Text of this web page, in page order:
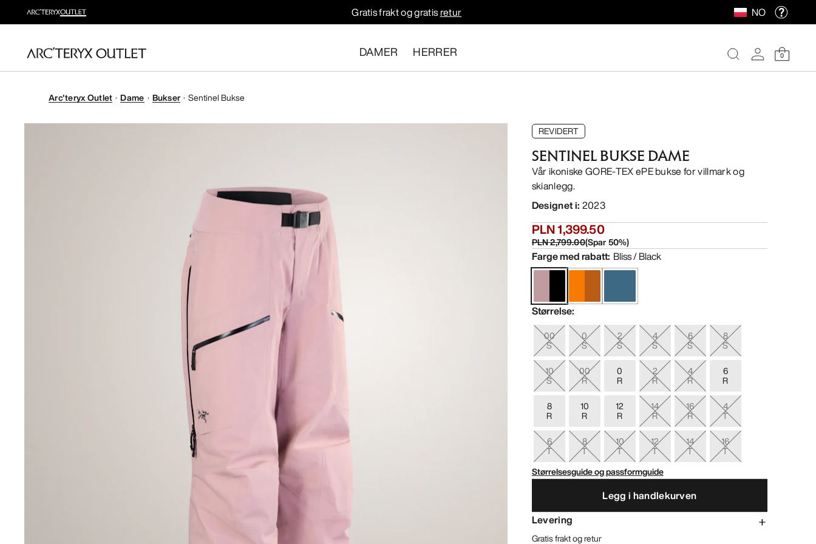
Gratis frakt og gratisretur NO
DAMER HERRER 0
Arc'teryx Outlet Dame Bukser Sentinel Bukse
REVIDERT
SENTINEL BUKSE DAME
Vår ikoniske GORE-TEX ePE bukse for villmark og
skianlegg.
Designet i: 2023
PLN 1,399.50
PLN 2,799.00(Spar50%)
Farge med rabatt: Bliss / Black
Størrelse:
00
S
0
S
2
S
4
S
6
S
8
S
10
S
00
R
0
R
2
R
4
R
6
R
8
R
10
R
12
R
14
R
16
R
4
T
6
T
8
T
10
T
12
T
14
T
16
T
Størrelsesguide og passformguide
Legg i handlekurven
Levering
Gratis frakt og retur